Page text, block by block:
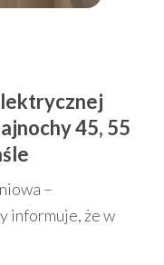
45, 55
–
informuje, że w